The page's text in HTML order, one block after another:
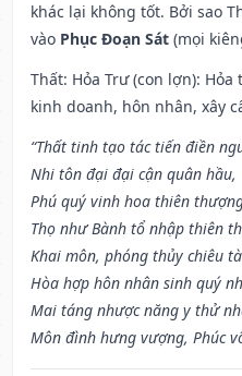
khác lại không tốt. Bởi sao
vào Phục Đoạn Sát (mọi
Thất: Hỏa Trư (con lợn):
kinh doanh, hôn nhân, xây
“Thất tinh tạo tác tiến điền
Nhi tôn đại đại cận quân hầu,
Phú quý vinh hoa thiên
Thọ như Bành tổ nhập thiên
Khai môn, phóng thủy chiêu
Hòa hợp hôn nhân sinh quý
Mai táng nhược năng y thử
Môn đình hưng vượng, Phúc